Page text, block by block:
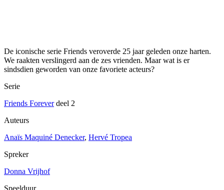
De iconische serie Friends veroverde 25 jaar geleden onze harten.
We raakten verslingerd aan de zes vrienden. Maar wat is er
sindsdien geworden van onze favoriete acteurs?
Serie
Friends Foreverdeel 2
Auteurs
Anaïs Maquiné Denecker, Hervé Tropea
Spreker
Donna Vrijhof
Speelduur